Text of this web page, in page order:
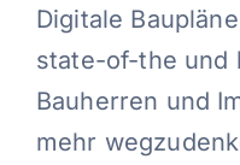
Digitale
state-of-the und
Bauherren und
mehr